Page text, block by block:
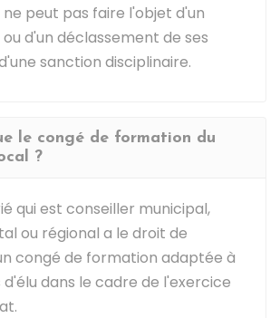
peut pas faire l'objet d'un
d'un déclassement de ses
sanction disciplinaire.
le congé de formation du
?
qui est conseiller municipal,
ou régional a le droit de
congé de formation adaptée à
dans le cadre de l'exercice